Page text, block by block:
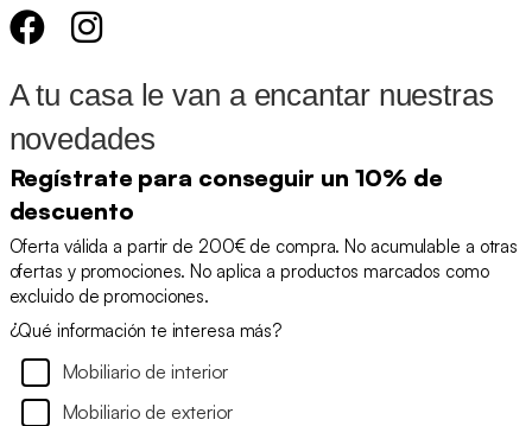
A tu casa le van a encantar nuestras
novedades
Regístrate para conseguir un 10% de
descuento
Oferta válida a partir de 200€ de compra. No acumulable a otras
ofertas y promociones. No aplica a productos marcados como
excluido de promociones.
¿Qué información te interesa más?
Mobiliario de interior
Mobiliario de exterior